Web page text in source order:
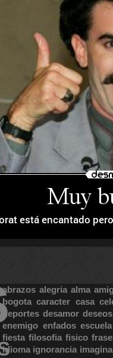
abrazos alegria alma
bogota caracter casa
deportes desamor deseos
enemigo enfados escuela
fiesta filosofia fisico
idioma ignorancia